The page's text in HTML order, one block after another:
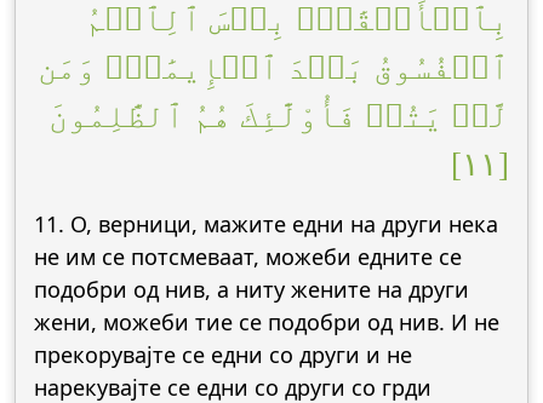
بِٱلۡأَلۡقَٰبِۖ بِئۡسَ ٱلِٱسۡمُ
ٱلۡفُسُوقُ بَعۡدَ ٱلۡإِيمَٰنِۚ وَمَن
لَّمۡ يَتُبۡ فَأُوْلَٰٓئِكَ هُمُ ٱلظَّٰلِمُونَ
[١١]
11. О, верници, мажите едни на други нека
не им се потсмеваат, можеби едните се
подобри од нив, а ниту жените на други
жени, можеби тие се подобри од нив. И не
прекорувајте се едни со други и не
нарекувајте се едни со други со грди